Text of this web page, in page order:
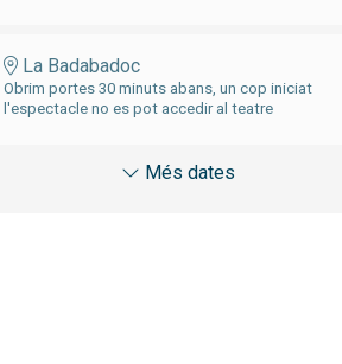
La Badabadoc
Obrim portes 30 minuts abans, un cop iniciat
l'espectacle no es pot accedir al teatre
Més dates